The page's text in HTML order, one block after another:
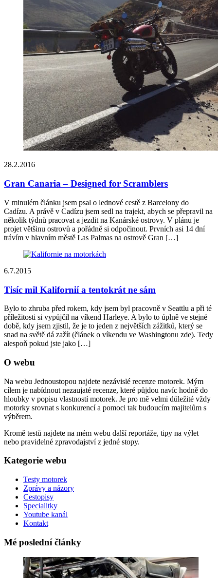
28.2.2016
Gran Canaria – Designed for Scramblers
V minulém článku jsem psal o lednové cestě z Barcelony do
Cadízu. A právě v Cadízu jsem sedl na trajekt, abych se přepravil na
několik týdnů pracovat a jezdit na Kanárské ostrovy. V plánu je
projet většinu ostrovů a pořádně si odpočinout. Prvních asi 14 dní
trávím v hlavním městě Las Palmas na ostrově Gran […]
6.7.2015
Tisíc mil Kalifornií a tentokrát ne sám
Bylo to zhruba před rokem, kdy jsem byl pracovně v Seattlu a při té
příležitosti si vypůjčil na víkend Harleye. A bylo to úplně ve stejné
době, kdy jsem zjistil, že je to jeden z největších zážitků, který se
snad na světě dá zažít (článek o víkendu ve Washingtonu zde). Tedy
alespoň pokud jste jako […]
O webu
Na webu Jednoustopou najdete nezávislé recenze motorek. Mým
cílem je nabídnout nezaujaté recenze, které půjdou navíc hodně do
hloubky v popisu vlastností motorek. Je pro mě velmi důležité vždy
motorky srovnat s konkurencí a pomoci tak budoucím majitelům s
výběrem.
Kromě testů najdete na mém webu další reportáže, tipy na výlet
nebo pravidelné zpravodajství z jedné stopy.
Kategorie webu
Testy motorek
Zprávy a názory
Cestopisy
Specialitky
Youtube kanál
Kontakt
Mé poslední články